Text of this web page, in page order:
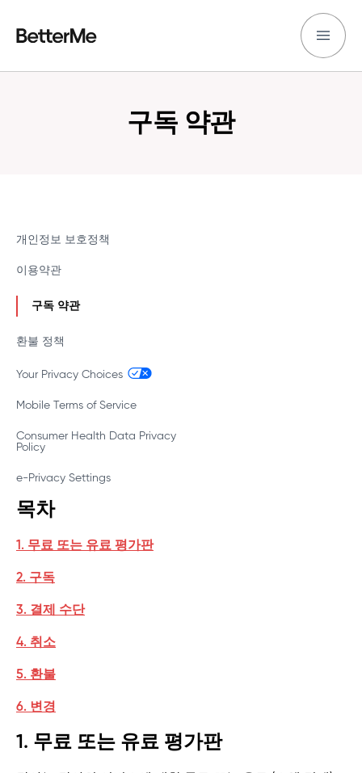
구독 약관
개인정보 보호정책
이용약관
구독 약관
환불 정책
Your Privacy Choices
Mobile Terms of Service
Consumer Health Data Privacy
Policy
e-Privacy Settings
목차
1. 무료 또는 유료 평가판
2. 구독
3. 결제 수단
4. 취소
5. 환불
6. 변경
1. 무료 또는 유료 평가판